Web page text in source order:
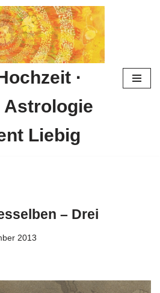
·
Astrologie
Liebig
– Drei
2013